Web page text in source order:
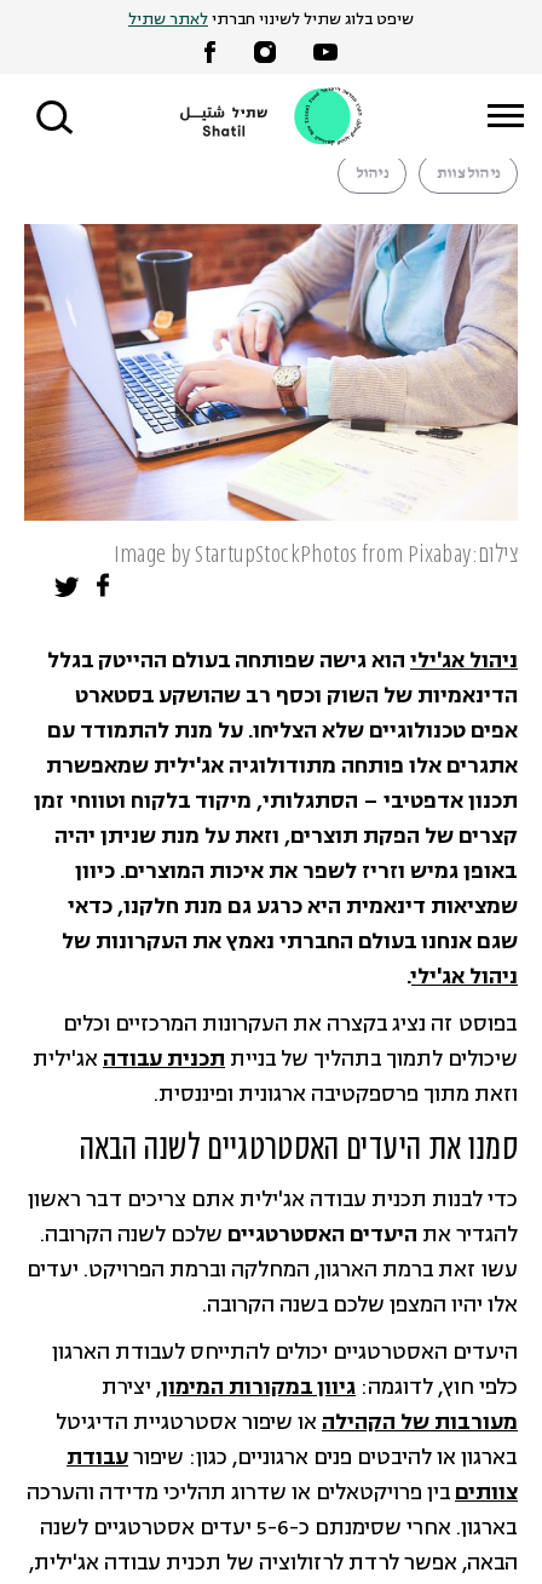
שיפט בלוג שתיל לשינוי חברתילאתר שתיל 11 בינואר 2021
תכנית עבודה אג'ילית
ניהול צוות ניהול
צילום:Image by StartupStockPhotos from Pixabay
ניהול אג'ילי הוא גישה שפותחה בעולם ההייטק בגלל
הדינאמיות של השוק וכסף רב שהושקע בסטארט
אפים טכנולוגיים שלא הצליחו. על מנת להתמודד עם
אתגרים אלו פותחה מתודולוגיה אג'ילית שמאפשרת
תכנון אדפטיבי – הסתגלותי, מיקוד בלקוח וטווחי זמן
קצרים של הפקת תוצרים, וזאת על מנת שניתן יהיה
באופן גמיש וזריז לשפר את איכות המוצרים. כיוון
שמציאות דינאמית היא כרגע גם מנת חלקנו, כדאי
שגם אנחנו בעולם החברתי נאמץ את העקרונות של
ניהול אג'ילי.
בפוסט זה נציג בקצרה את העקרונות המרכזיים וכלים
שיכולים לתמוך בתהליך של בניית תכנית עבודה אג'ילית
וזאת מתוך פרספקטיבה ארגונית ופיננסית.
סמנו את היעדים האסטרטגיים לשנה הבאה
כדי לבנות תכנית עבודה אג'ילית אתם צריכים דבר ראשון
להגדיר את היעדים האסטרטגיים שלכם לשנה הקרובה.
עשו זאת ברמת הארגון, המחלקה וברמת הפרויקט. יעדים
אלו יהיו המצפן שלכם בשנה הקרובה.
היעדים האסטרטגיים יכולים להתייחס לעבודת הארגון
כלפי חוץ, לדוגמה: גיוון במקורות המימון, יצירת
מעורבות של הקהילה או שיפור אסטרטגיית הדיגיטל
בארגון או להיבטים פנים ארגוניים, כגון: שיפורעבודת
צוותיםבין פרויקטאלים או שדרוג תהליכי מדידה והערכה
בארגון. אחרי שסימנתם כ-5-6 יעדים אסטרטגיים לשנה
הבאה, אפשר לרדת לרזולוציה של תכנית עבודה אג'ילית,